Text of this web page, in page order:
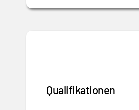
Qualifikationen